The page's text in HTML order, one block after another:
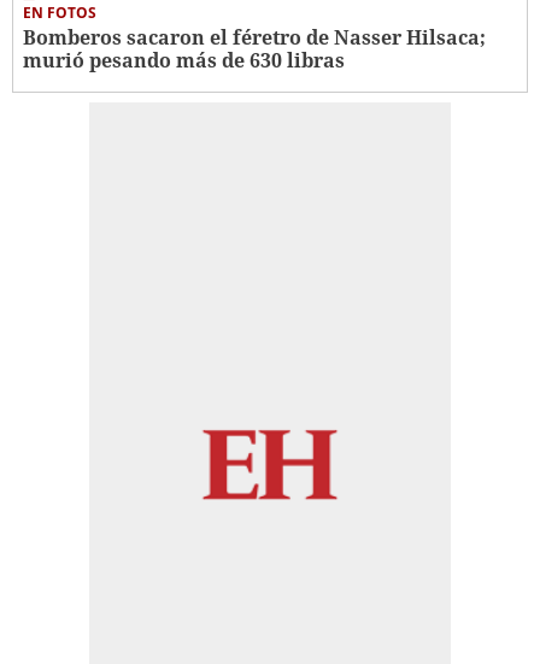
EN FOTOS
Bomberos sacaron el féretro de Nasser Hilsaca;
murió pesando más de 630 libras